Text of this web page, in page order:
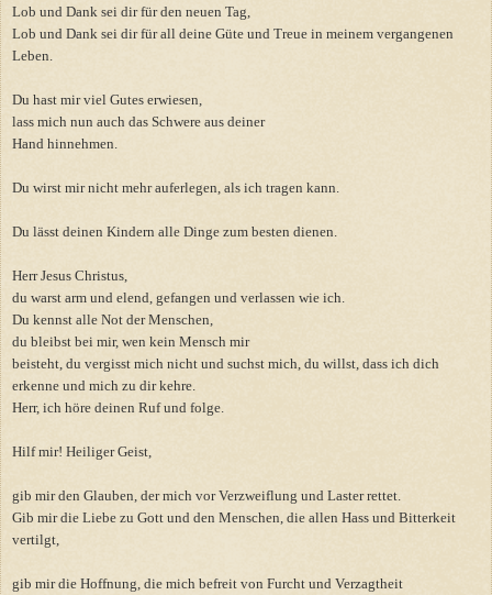
Lob und Dank sei dir für den neuen Tag,
Lob und Dank sei dir für all deine Güte und Treue in meinem vergangenen
Leben.
Du hast mir viel Gutes erwiesen,
lass mich nun auch das Schwere aus deiner
Hand hinnehmen.
Du wirst mir nicht mehr auferlegen, als ich tragen kann.
Du lässt deinen Kindern alle Dinge zum besten dienen.
Herr Jesus Christus,
du warst arm und elend, gefangen und verlassen wie ich.
Du kennst alle Not der Menschen,
du bleibst bei mir, wen kein Mensch mir
beisteht, du vergisst mich nicht und suchst mich, du willst, dass ich dich
erkenne und mich zu dir kehre.
Herr, ich höre deinen Ruf und folge.
Hilf mir! Heiliger Geist,
gib mir den Glauben, der mich vor Verzweiflung und Laster rettet.
Gib mir die Liebe zu Gott und den Menschen, die allen Hass und Bitterkeit
vertilgt,
gib mir die Hoffnung, die mich befreit von Furcht und Verzagtheit